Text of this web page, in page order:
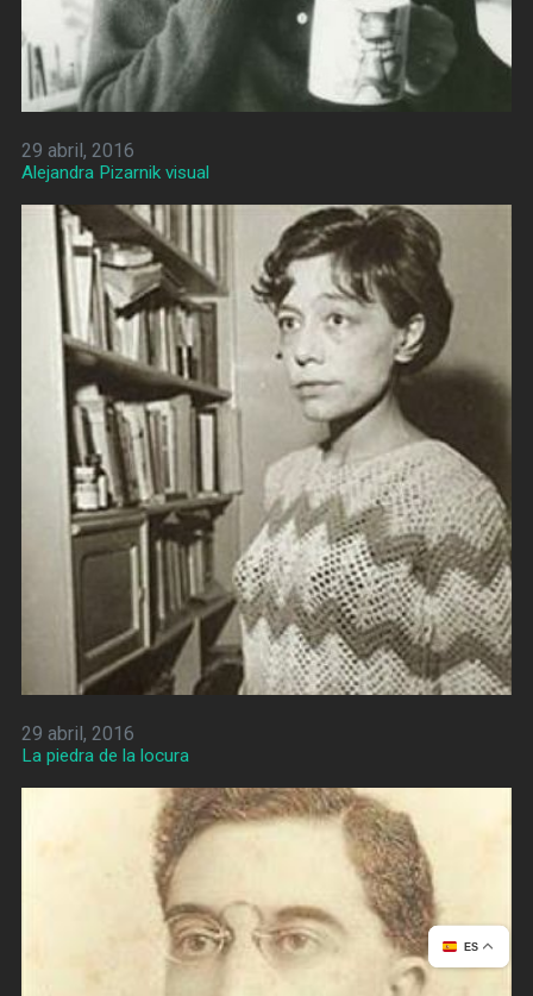
29 abril, 2016
Alejandra Pizarnik visual
29 abril, 2016
La piedra de la locura
ES